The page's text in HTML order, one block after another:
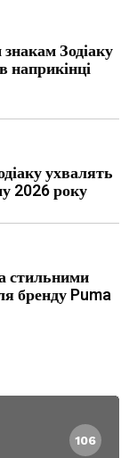
Зодіаку
наприкінці
ухвалять
2026 року
стильними
бренду Puma
106